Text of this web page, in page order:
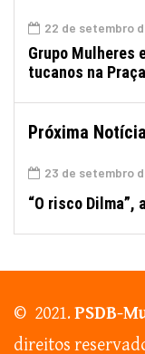
22 de setembro
Grupo Mulheres
tucanos na
Próxima Notícia
23 de setembro
“O risco Dilma”,
© 2021.PSDB-
direitos